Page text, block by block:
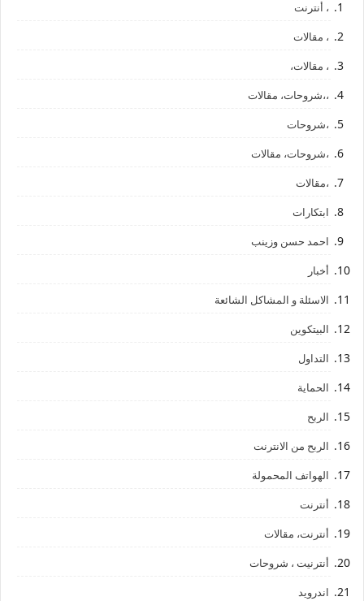
، أنترنت
، مقالات
، مقالات،
،،شروحات، مقالات
،شروحات
،شروحات، مقالات
،مقالات
ابتكارات
احمد حسن وزينب
أخبار
الاسئلة و المشاكل الشائعة
البيتكوين
التداول
الحماية
الربح
الربح من الانترنت
الهواتف المحمولة
أنترنت
أنترنت، مقالات
أنترنيت ، شروحات
اندرويد